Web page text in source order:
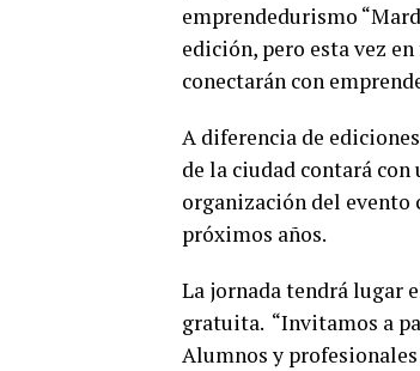
emprendedurismo
edición, pero esta vez
conectarán con
A diferencia de
de la ciudad contará
organización del evento
próximos años.
La jornada tendrá lugar
gratuita. “Invitamos a
Alumnos y